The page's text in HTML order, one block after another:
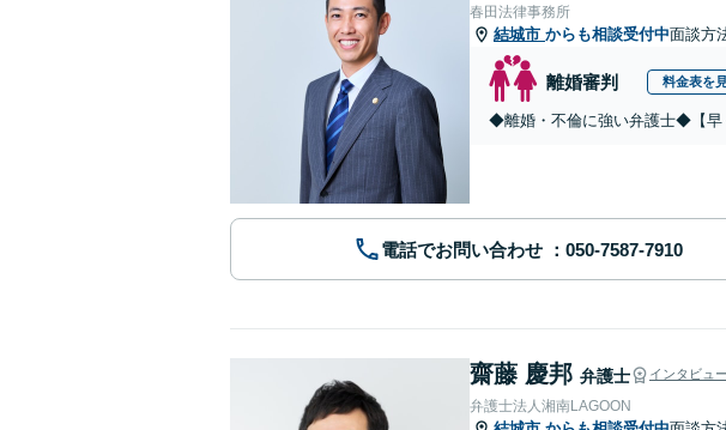
春田法律事務所
結城市 からも相談受付中面談方
離婚審判 料金表を
◆離婚・不倫に強い弁護士◆【早
電話でお問い合わせ
齋藤 慶邦 弁護士 インタビュ
弁護士法人湘南LAGOON